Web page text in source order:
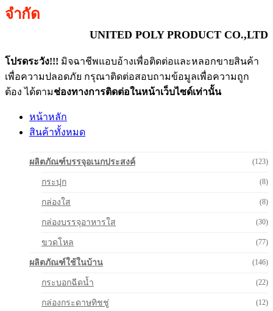
จำกัด
UNITED POLY PRODUCT CO.,LTD
โปรดระวัง!!! มิจฉาชีพแอบอ้างเพื่อติดต่อและหลอกขายสินค้า
เพื่อความปลอดภัย กรุณาติดต่อสอบถามข้อมูลเพื่อความถูก
ต้อง ได้ตามช่องทางการติดต่อในหน้าเว็บไซด์เท่านั้น
หน้าหลัก
สินค้าทั้งหมด
ผลิตภัณฑ์บรรจุอเนกประสงค์ (123)
กระปุก (8)
กล่องใส (8)
กล่องบรรจุอาหารใส (30)
ขวดโหล (77)
ผลิตภัณฑ์ใช้ในบ้าน (146)
กระบอกฉีดน้ำ (22)
กล่องกระดาษทิชชู่ (12)